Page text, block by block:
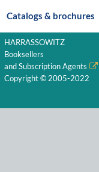
Catalogs & brochures
HARRASSOWITZ
Booksellers
and Subscription Agents
Copyright © 2005-2022